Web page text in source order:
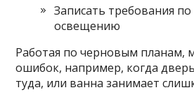
Записать требования
освещению
Работая по черновым планам,
ошибок, например, когда
туда, или ванна занимает